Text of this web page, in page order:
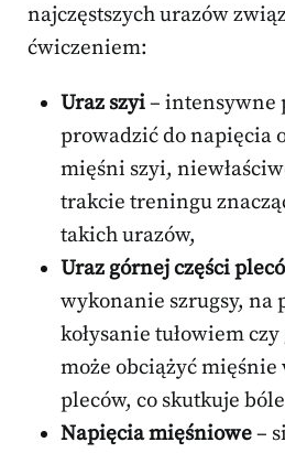
najczęstszych urazów
ćwiczeniem:
Uraz szyi– intensywne
prowadzić do napięcia
mięśni szyi,
trakcie treningu
takich urazów,
Uraz górnej części
wykonanie szrugsy, na
kołysanie tułowiem
może obciążyć mięśnie
pleców, co skutkuje
Napięcia mięśniowe–